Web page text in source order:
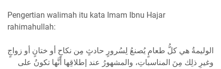
Pengertian walimah itu kata Imam Ibnu Hajar
rahimahullah:
الوليمةُ هي كلُّ طعامٍ يُصنعُ لِسُرورٍ حادثٍ مِن نكاحٍ أو ختانٍ أو زواجٍ
وغيرِ ذلِك مِنَ المناسباتِ، والمشهورُ عند إطلاقِها أنَّها تكونُ على